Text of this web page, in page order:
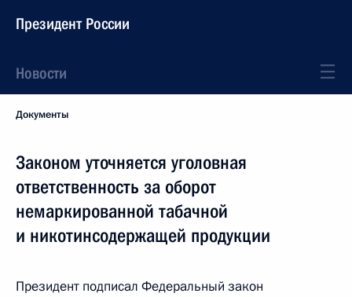
Президент России
Новости
Документы
Законом уточняется уголовная
ответственность за оборот
немаркированной табачной
и никотинсодержащей продукции
Президент подписал Федеральный закон